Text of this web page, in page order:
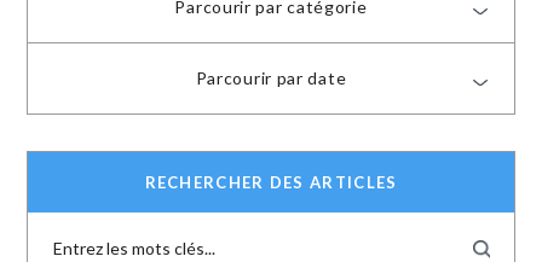
Parcourir par catégorie
Parcourir par date
RECHERCHER DES ARTICLES